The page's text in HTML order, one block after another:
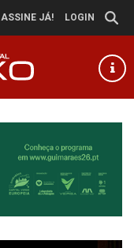
ASSINE JÁ! LOGIN